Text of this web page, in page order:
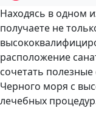
Находясь в одном
получаете не
расположение
сочетать
Черного моря с
лечебных